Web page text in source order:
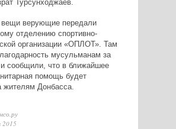
Турсунходжаев.
верующие передали
отделению спортивно-
организации «ОПЛОТ». Там
мусульманам за
сообщили, что в ближайшее
помощь будет
жителям Донбасса.
2015